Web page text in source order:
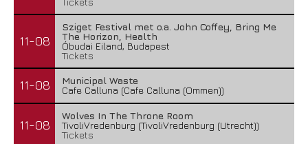
11-08
Sziget Festival met o.a. John Coffey, Bring Me
The Horizon, Health
Óbudai Eiland, Budapest
Tickets
11-08
Municipal Waste
Cafe Calluna (Cafe Calluna (Ommen))
11-08
Wolves In The Throne Room
TivoliVredenburg (TivoliVredenburg (Utrecht))
Tickets